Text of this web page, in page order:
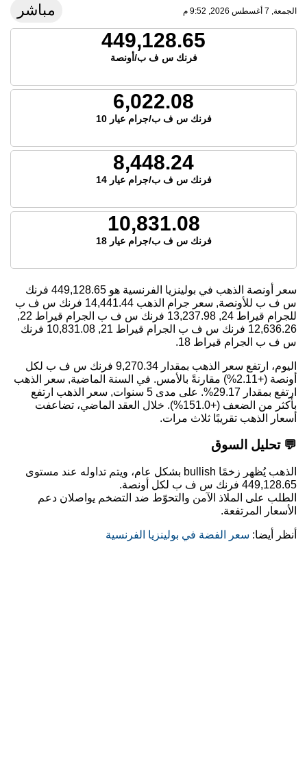
الجمعة, 7 أغسطس 2026, 9:52 م مباشر
449,128.65
فرنك س ف ب/أونصة
6,022.08
فرنك س ف ب/جرام عيار 10
8,448.24
فرنك س ف ب/جرام عيار 14
10,831.08
فرنك س ف ب/جرام عيار 18
سعر أونصة الذهب في بولينزيا الفرنسية هو 449,128.65 فرنك
س ف ب للأونصة, سعر جرام الذهب 14,441.44 فرنك س ف ب
للجرام قيراط 24,
13,237.98 فرنك س ف ب الجرام قيراط 22,
12,636.26 فرنك س ف ب الجرام قيراط 21, 10,831.08 فرنك
س ف ب الجرام قيراط 18.
اليوم، ارتفع سعر الذهب بمقدار 9,270.34 فرنك س ف ب لكل
أونصة (+2.11%) مقارنةً بالأمس. في السنة الماضية, سعر الذهب
ارتفع بمقدار 29.17%. على مدى 5 سنوات, سعر الذهب ارتفع
بأكثر من الضعف (+151.0%). خلال العقد الماضي، تضاعفت
أسعار الذهب تقريبًا ثلاث مرات.
💬 تحليل السوق
الذهب يُظهر زخمًا bullish بشكل عام، ويتم تداوله عند مستوى
449,128.65 فرنك س ف ب لكل أونصة.
الطلب على الملاذ الآمن والتحوّط ضد التضخم يواصلان دعم
الأسعار المرتفعة.
أنظر أيضا: سعر الفضة في بولينزيا الفرنسية